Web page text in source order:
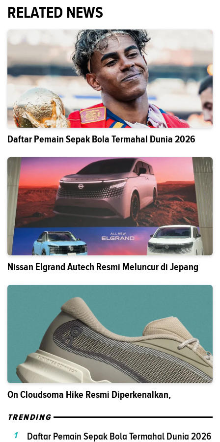
RELATED NEWS
Daftar Pemain Sepak Bola Termahal Dunia 2026
Nissan Elgrand Autech Resmi Meluncur di Jepang
On Cloudsoma Hike Resmi Diperkenalkan,
TRENDING
1
Daftar Pemain Sepak Bola Termahal Dunia 2026